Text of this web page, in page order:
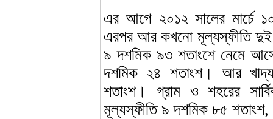
এর আগে ২০১২ সালের মার্চে
এরপর আর কখনো মূল্যস্ফীতি দুই
৯ দশমিক ৯৩ শতাংশে নেমে
দশমিক ২৪ শতাংশ। আর
শতাংশ। গ্রাম ও শহরের
মূল্যস্ফীতি ৯ দশমিক ৮৫